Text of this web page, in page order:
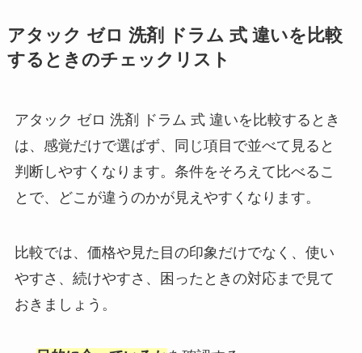
アタック ゼロ 洗剤 ドラム 式 違いを比較
するときのチェックリスト
アタック ゼロ 洗剤 ドラム 式 違いを比較するとき
は、感覚だけで選ばず、同じ項目で並べて見ると
判断しやすくなります。条件をそろえて比べるこ
とで、どこが違うのかが見えやすくなります。
比較では、価格や見た目の印象だけでなく、使い
やすさ、続けやすさ、困ったときの対応まで見て
おきましょう。